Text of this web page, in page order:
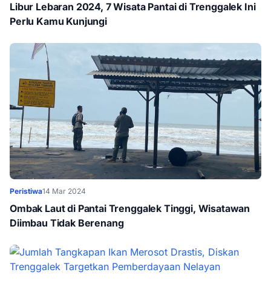
Libur Lebaran 2024, 7 Wisata Pantai di Trenggalek Ini
Perlu Kamu Kunjungi
Peristiwa14 Mar 2024
Ombak Laut di Pantai Trenggalek Tinggi, Wisatawan
Diimbau Tidak Berenang